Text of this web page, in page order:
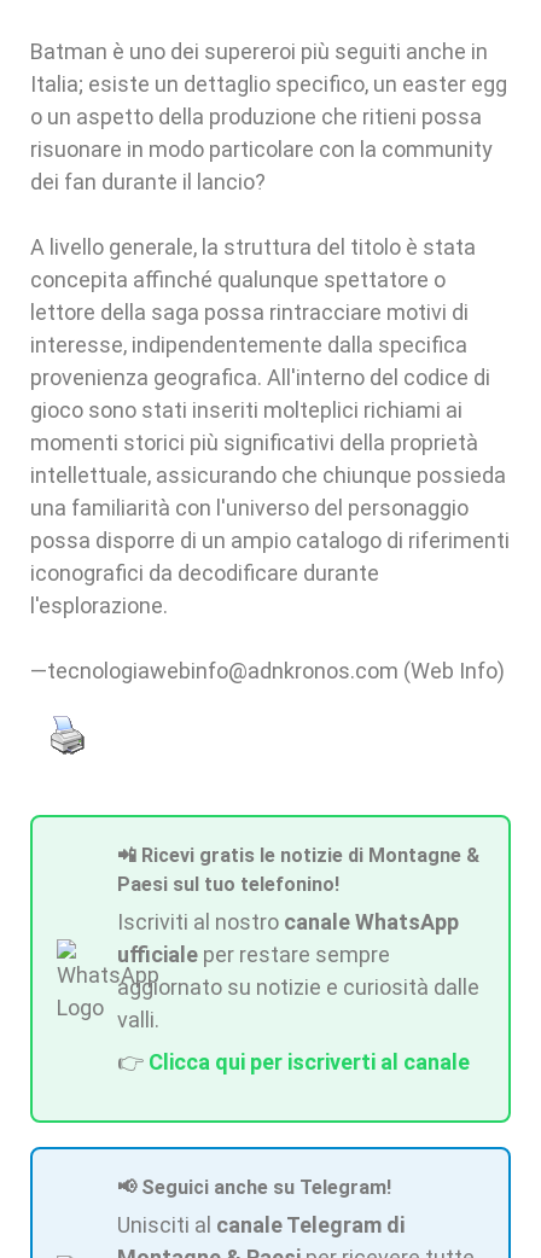
Batman è uno dei supereroi più seguiti anche in
Italia; esiste un dettaglio specifico, un easter egg
o un aspetto della produzione che ritieni possa
risuonare in modo particolare con la community
dei fan durante il lancio?
A livello generale, la struttura del titolo è stata
concepita affinché qualunque spettatore o
lettore della saga possa rintracciare motivi di
interesse, indipendentemente dalla specifica
provenienza geografica. All'interno del codice di
gioco sono stati inseriti molteplici richiami ai
momenti storici più significativi della proprietà
intellettuale, assicurando che chiunque possieda
una familiarità con l'universo del personaggio
possa disporre di un ampio catalogo di riferimenti
iconografici da decodificare durante
l'esplorazione.
—tecnologiawebinfo@adnkronos.com (Web Info)
📲 Ricevi gratis le notizie di Montagne &
Paesi sul tuo telefonino!
Iscriviti al nostro canale WhatsApp
ufficiale per restare sempre
aggiornato su notizie e curiosità dalle
valli.
👉 Clicca qui per iscriverti al canale
📢 Seguici anche su Telegram!
Unisciti al canale Telegram di